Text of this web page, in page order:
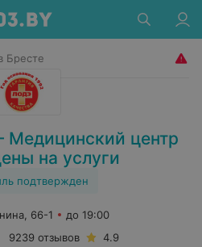
Бресте
Медицинский центр
на услуги
подтвержден
66-1
до 19:00
9239 отзывов 4.9